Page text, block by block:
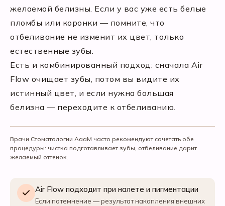
желаемой белизны. Если у вас уже есть белые
пломбы или коронки — помните, что
отбеливание не изменит их цвет, только
естественные зубы.
Есть и комбинированный подход: сначала Air
Flow очищает зубы, потом вы видите их
истинный цвет, и если нужна большая
белизна — переходите к отбеливанию.
Врачи Стоматологии АааМ часто рекомендуют сочетать обе
процедуры: чистка подготавливает зубы, отбеливание дарит
желаемый оттенок.
Air Flow подходит при налете и пигментации
Если потемнение — результат накопления внешних